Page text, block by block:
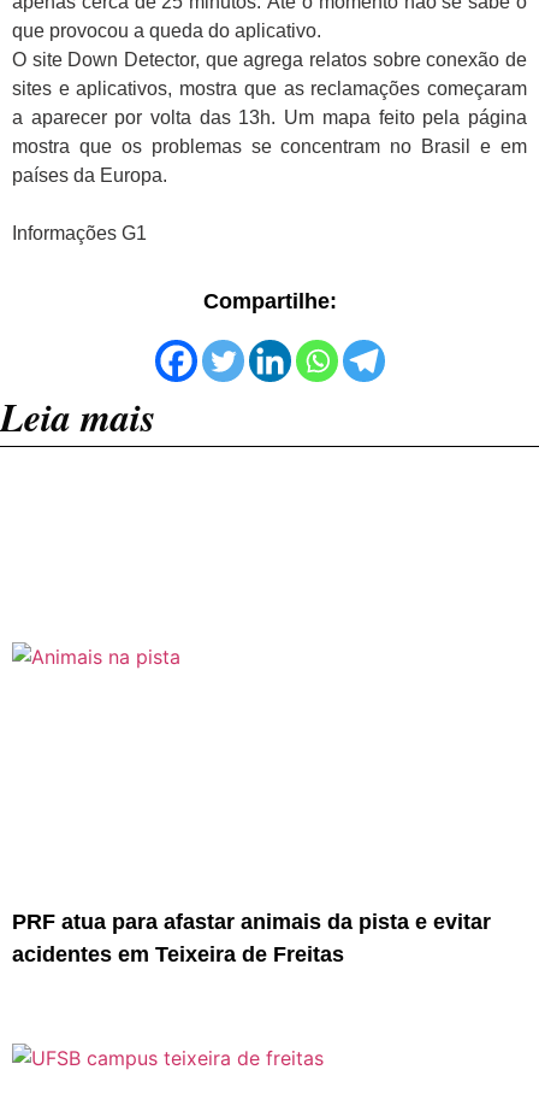
que provocou a queda do aplicativo.
O site Down Detector, que agrega relatos sobre conexão de
sites e aplicativos, mostra que as reclamações começaram
a aparecer por volta das 13h. Um mapa feito pela página
mostra que os problemas se concentram no Brasil e em
países da Europa.
Informações G1
Compartilhe:
Leia mais
PRF atua para afastar animais da pista e evitar
acidentes em Teixeira de Freitas